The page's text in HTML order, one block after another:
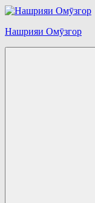
Перейти
содержимому
Нашрияи Омӯзгор